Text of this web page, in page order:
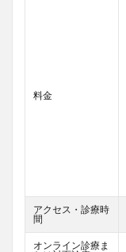
料金
アクセス・診療時
間
オンライン診療ま